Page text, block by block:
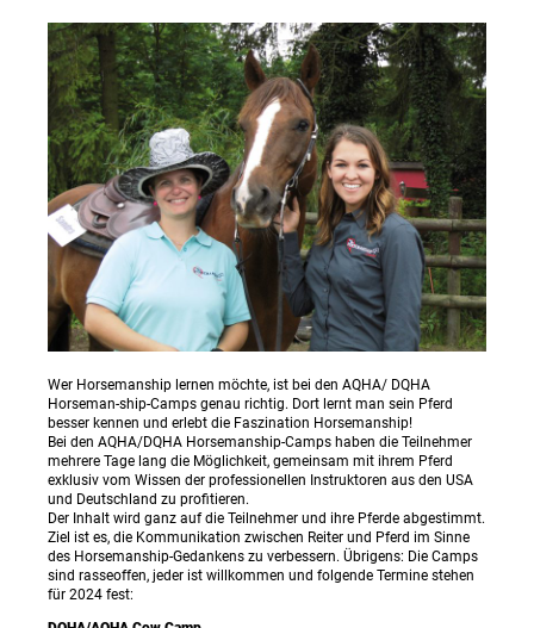
Wer Horsemanship lernen möchte, ist bei den AQHA/ DQHA
Horseman-ship-Camps genau richtig. Dort lernt man sein Pferd
besser kennen und erlebt die Faszination Horsemanship!
Bei den AQHA/DQHA Horsemanship-Camps haben die Teilnehmer
mehrere Tage lang die Möglichkeit, gemeinsam mit ihrem Pferd
exklusiv vom Wissen der professionellen Instruktoren aus den USA
und Deutschland zu profitieren.
Der Inhalt wird ganz auf die Teilnehmer und ihre Pferde abgestimmt.
Ziel ist es, die Kommunikation zwischen Reiter und Pferd im Sinne
des Horsemanship-Gedankens zu verbessern. Übrigens: Die Camps
sind rasseoffen, jeder ist willkommen und folgende Termine stehen
für 2024 fest: